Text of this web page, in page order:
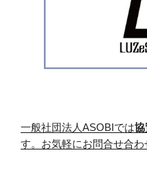
一般社団法人ASOBIでは協
す。お気軽にお問合せ合わ